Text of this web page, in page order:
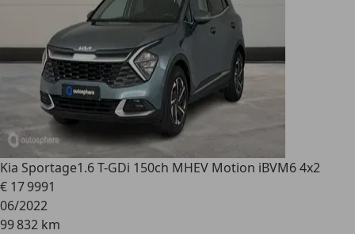
Kia Sportage1.6 T-GDi 150ch MHEV Motion iBVM6 4x2
€ 17 9991
06/2022
99 832 km